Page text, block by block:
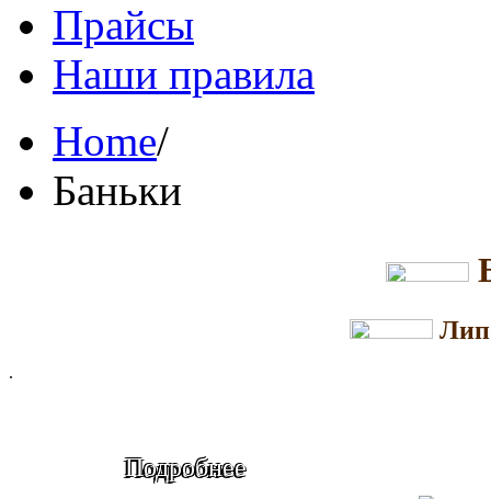
Прайсы
Наши правила
Home/
Баньки
.
Подробнее